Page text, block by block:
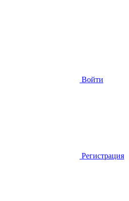
Войти
Регистрация